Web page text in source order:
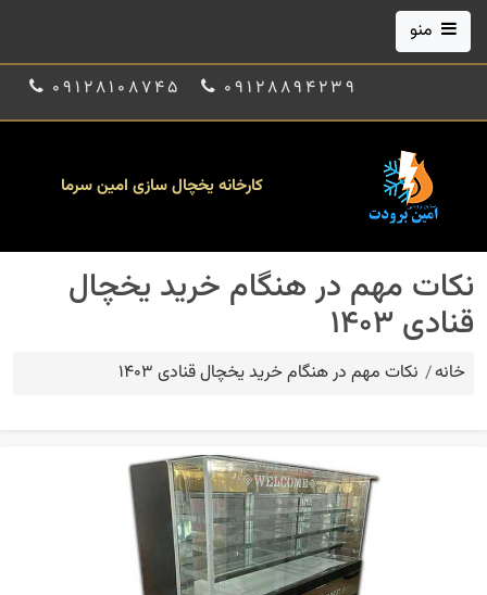
منو
09128894239
09128108745
کارخانه یخچال سازی امین سرما
نکات مهم در هنگام خرید یخچال
قنادی 1403
خانه نکات مهم در هنگام خرید یخچال قنادی 1403